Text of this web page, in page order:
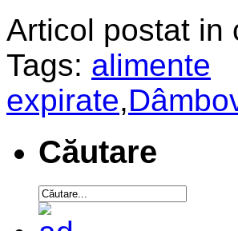
Articol postat in
Tags: alimente
expirate,
Căutare